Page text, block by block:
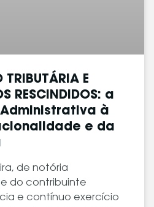
TRIBUTÁRIA E
RESCINDIDOS: a
à
e da
de notória
do contribuinte
e contínuo exercício